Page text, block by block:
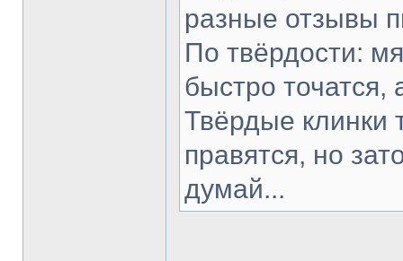
разные отзывы
По твёрдости:
быстро точатся,
Твёрдые клинки
правятся, но
думай...